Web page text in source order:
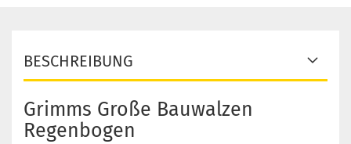
BESCHREIBUNG
Grimms Große Bauwalzen
Regenbogen